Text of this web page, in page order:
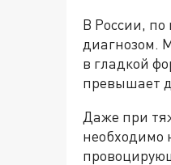
В России,
диагнозом.
в гладкой
превышает
Даже при
необходимо